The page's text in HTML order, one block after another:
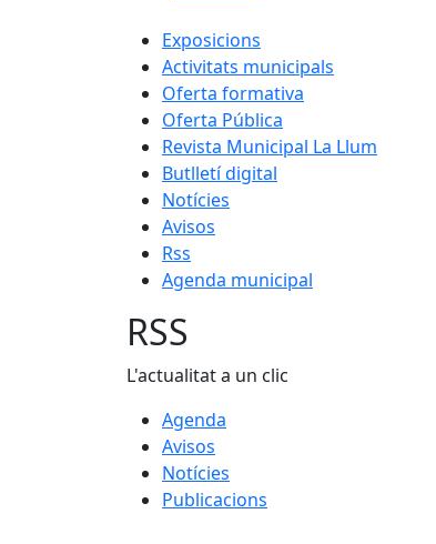
Exposicions
Activitats municipals
Oferta formativa
Oferta Pública
Revista Municipal La Llum
Butlletí digital
Notícies
Avisos
Rss
Agenda municipal
RSS
L'actualitat a un clic
Agenda
Avisos
Notícies
Publicacions